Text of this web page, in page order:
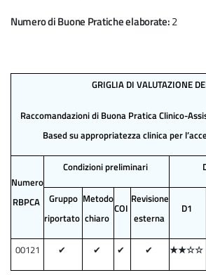
Numero di Buone Pratiche elaborate:2
GRIGLIA DI VALUTAZIONE
Raccomandazioni di Buona Pratica Clinico-
Based su appropriatezza clinica per
Numero
RBPCA
Condizioni preliminari
Gruppo
riportato
Metodo
chiaro
COI
Revisione
esterna
D1
00121 ✔ ✔ ✔ ✔ ★★☆☆